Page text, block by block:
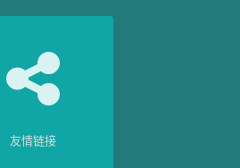
友情链接